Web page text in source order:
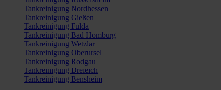
Tankreinigung Nordhessen
Tankreinigung Gießen
Tankreinigung Fulda
Tankreinigung Bad Homburg
Tankreinigung Wetzlar
Tankreinigung Oberursel
Tankreinigung Rodgau
Tankreinigung Dreieich
Tankreinigung Bensheim